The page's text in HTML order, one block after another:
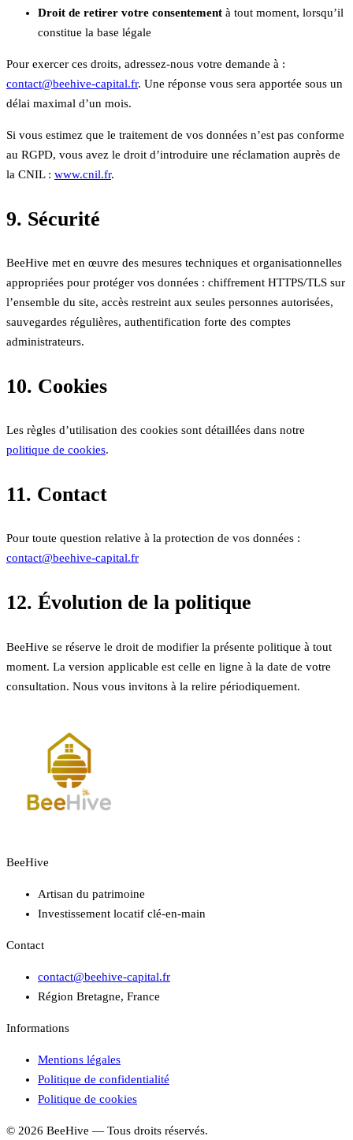
Droit de retirer votre consentement à tout moment, lorsqu’il
constitue la base légale
Pour exercer ces droits, adressez-nous votre demande à :
contact@beehive-capital.fr. Une réponse vous sera apportée sous un
délai maximal d’un mois.
Si vous estimez que le traitement de vos données n’est pas conforme
au RGPD, vous avez le droit d’introduire une réclamation auprès de
la CNIL : www.cnil.fr.
9. Sécurité
BeeHive met en œuvre des mesures techniques et organisationnelles
appropriées pour protéger vos données : chiffrement HTTPS/TLS sur
l’ensemble du site, accès restreint aux seules personnes autorisées,
sauvegardes régulières, authentification forte des comptes
administrateurs.
10. Cookies
Les règles d’utilisation des cookies sont détaillées dans notre
politique de cookies.
11. Contact
Pour toute question relative à la protection de vos données :
contact@beehive-capital.fr
12. Évolution de la politique
BeeHive se réserve le droit de modifier la présente politique à tout
moment. La version applicable est celle en ligne à la date de votre
consultation. Nous vous invitons à la relire périodiquement.
BeeHive
Artisan du patrimoine
Investissement locatif clé-en-main
Contact
contact@beehive-capital.fr
Région Bretagne, France
Informations
Mentions légales
Politique de confidentialité
Politique de cookies
© 2026 BeeHive — Tous droits réservés.